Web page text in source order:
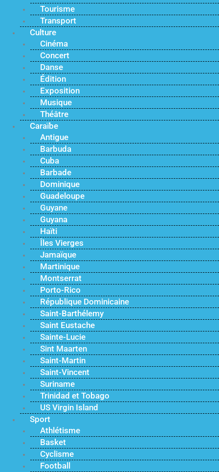
Tourisme
Transport
Culture
Cinéma
Concert
Danse
Édition
Exposition
Musique
Théâtre
Caraïbe
Antigue
Barbuda
Cuba
Barbade
Dominique
Guadeloupe
Guyane
Guyana
Haïti
Îles Vierges
Jamaïque
Martinique
Montserrat
Porto-Rico
République Dominicaine
Saint-Barthélemy
Saint Eustache
Sainte-Lucie
Sint Maarten
Saint-Martin
Saint-Vincent
Suriname
Trinidad et Tobago
US Virgin Island
Sport
Athlétisme
Basket
Cyclisme
Football